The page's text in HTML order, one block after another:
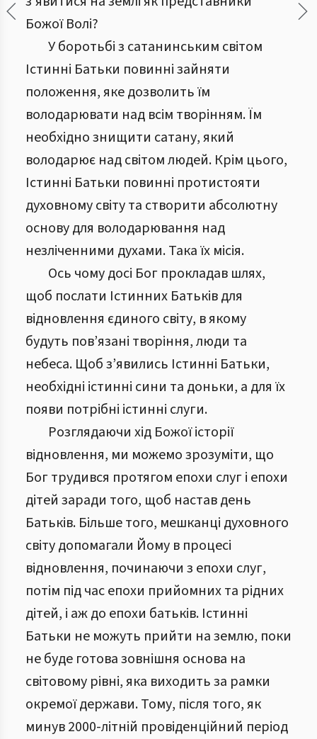
Божої Волі?
У боротьбі з сатанинським світом
Істинні Батьки повинні зайняти
положення, яке дозволить їм
володарювати над всім творінням. Їм
необхідно знищити сатану, який
володарює над світом людей. Крім цього,
Істинні Батьки повинні протистояти
духовному світу та створити абсолютну
основу для володарювання над
незліченними духами. Така їх місія.
Ось чому досі Бог прокладав шлях,
щоб послати Істинних Батьків для
відновлення єдиного світу, в якому
будуть пов’язані творіння, люди та
небеса. Щоб з’явились Істинні Батьки,
необхідні істинні сини та доньки, а для їх
появи потрібні істинні слуги.
Розглядаючи хід Божої історії
відновлення, ми можемо зрозуміти, що
Бог трудився протягом епохи слуг і епохи
дітей заради того, щоб настав день
Батьків. Більше того, мешканці духовного
світу допомагали Йому в процесі
відновлення, починаючи з епохи слуг,
потім під час епохи прийомних та рідних
дітей, і аж до епохи батьків. Істинні
Батьки не можуть прийти на землю, поки
не буде готова зовнішня основа на
світовому рівні, яка виходить за рамки
окремої держави. Тому, після того, як
минув 2000-літній провіденційний період